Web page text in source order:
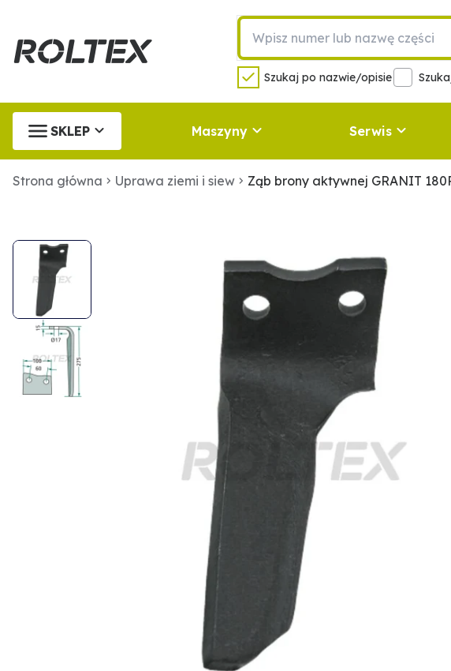
Szukaj po nazwie/opisie
SKLEP Maszyny Serwis
Strona główna Uprawa ziemi i siew Ząb brony aktywnej GRANIT